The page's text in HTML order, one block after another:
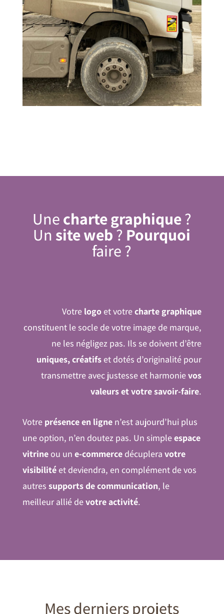
Unecharte graphique?
Un site web? Pourquoi
faire ?
Votre logoet votrecharte graphique
constituent le socle de votre image de marque,
ne les négligez pas. Ils se doivent d’être
uniques, créatifset dotés d’originalité pour
transmettre avec justesse et harmonievos
valeurs et votre savoir-faire.
Votre présence en lignen’est aujourd’hui plus
une option, n’en doutez pas. Un simpleespace
vitrineou un e-commercedécuplera votre
visibilitéet deviendra, en complément de vos
autres supports de communication, le
meilleur allié devotre activité.
Mes derniers projets